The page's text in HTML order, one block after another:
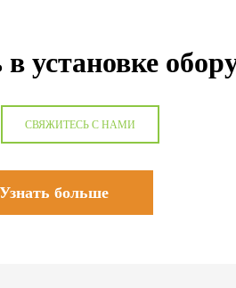
установке
СВЯЖИТЕСЬ С НАМИ
Узнать больше